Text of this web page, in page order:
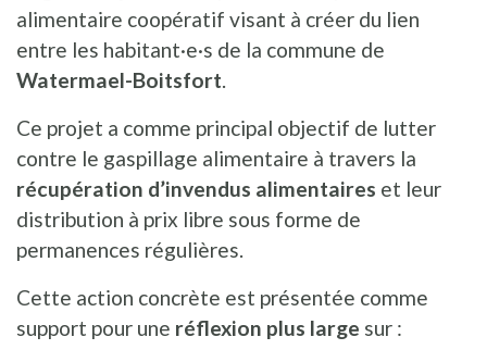
alimentaire coopératif visant à créer du lien
entre les habitant·e·s de la commune de
Watermael-Boitsfort.
Ce projet a comme principal objectif de lutter
contre le gaspillage alimentaire à travers la
récupération d’invendus alimentaires et leur
distribution à prix libre sous forme de
permanences régulières.
Cette action concrète est présentée comme
support pour une réflexion plus large sur :